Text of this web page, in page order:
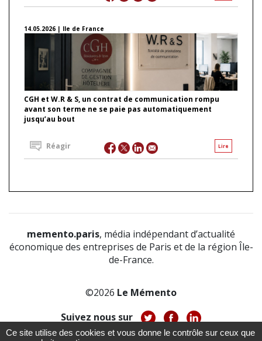
14.05.2026 | Ile de France
CGH et W.R & S, un contrat de communication rompu
avant son terme ne se paie pas automatiquement
jusqu’au bout
Lire
Réagir
memento.paris, média indépendant d’actualité
économique des entreprises de Paris et de la région Île-
de-France.
©2026 Le Mémento
Suivez nous sur
Ce site utilise des cookies et vous donne le contrôle sur ceux que